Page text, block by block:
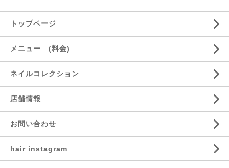
トップページ
メニュー (料金)
ネイルコレクション
店舗情報
お問い合わせ
hair instagram